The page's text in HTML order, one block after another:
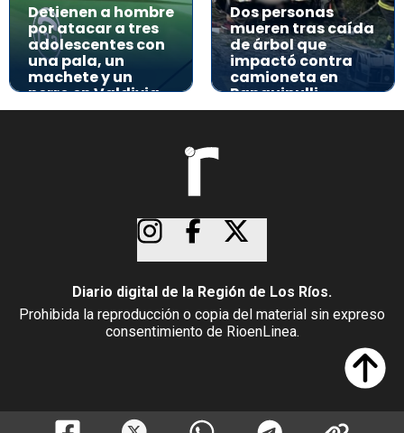
Detienen a hombre
por atacar a tres
adolescentes con
una pala, un
machete y un
perro en Valdivia
Dos personas
mueren tras caída
de árbol que
impactó contra
camioneta en
Panguipulli
Diario digital de la Región de Los Ríos.
Prohibida la reproducción o copia del material sin expreso
consentimiento de RioenLinea.